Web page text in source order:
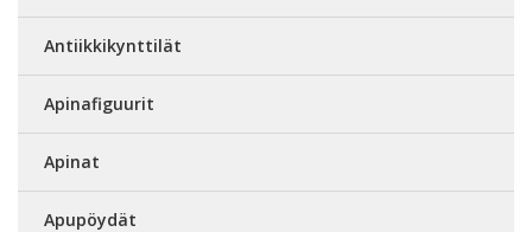
Antiikkikynttilät
Apinafiguurit
Apinat
Apupöydät